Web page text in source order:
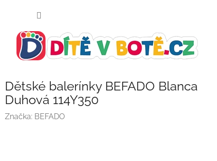
Dětské balerínky BEFADO Blanca
Duhová 114Y350
Značka: BEFADO